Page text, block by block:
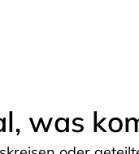
was